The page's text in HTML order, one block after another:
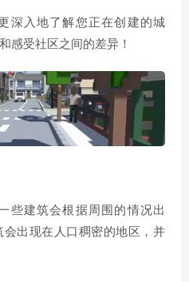
深入地了解您正在创建的城
感受社区之间的差异！
些建筑会根据周围的情况出
出现在人口稠密的地区，并